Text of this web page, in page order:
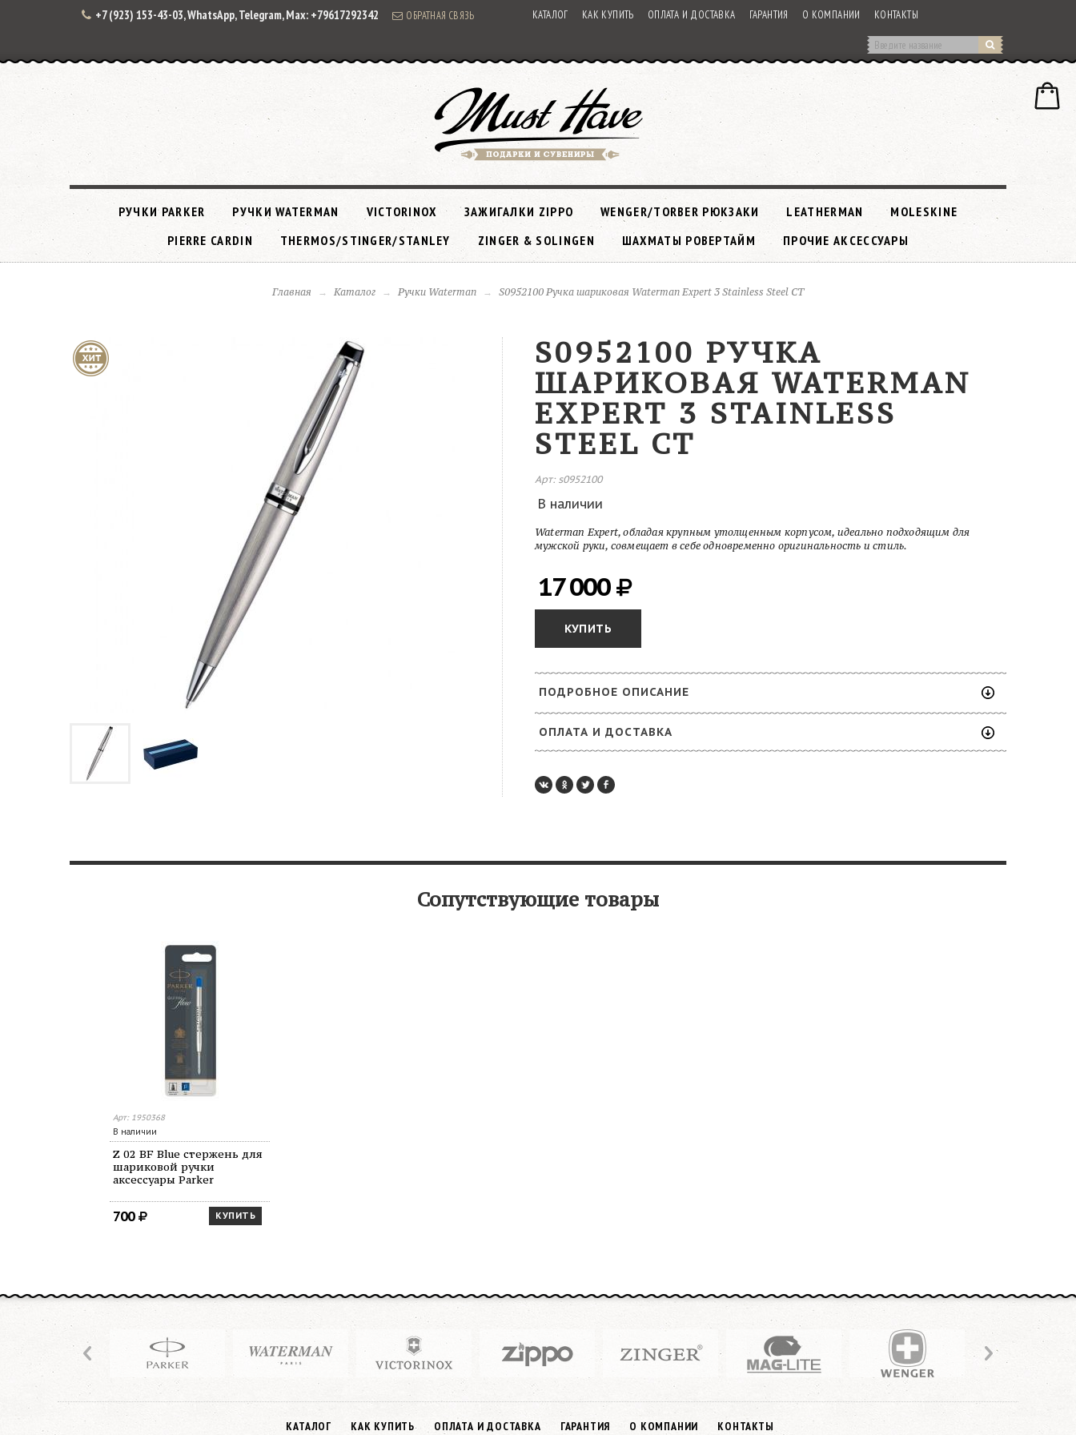
+7 (923) 153-43-03, WhatsApp, Telegram, Max: +79617292342 ОБРАТНАЯ СВЯЗЬ КАТАЛОГ КАК КУПИТЬ ОПЛАТА И ДОСТАВКА ГАРАНТИЯ О КОМПАНИИ КОНТАКТЫ
РУЧКИ PARKER РУЧКИ WATERMAN VICTORINOX ЗАЖИГАЛКИ ZIPPO WENGER/TORBER РЮКЗАКИ LEATHERMAN
MOLESKINE
PIERRE CARDIN
THERMOS/STINGER/STANLEY ZINGER & SOLINGEN ШАХМАТЫ РОВЕРТАЙМ ПРОЧИЕ АКСЕССУАРЫ
Главная Каталог Ручки Waterman S0952100 Ручка шариковая Waterman Expert 3 Stainless Steel CT
S0952100 РУЧКА
ШАРИКОВАЯ WATERMAN
EXPERT 3 STAINLESS
STEEL CT
Арт: s0952100
В наличии
Waterman Expert, обладая крупным утолщенным корпусом, идеально подходящим для
мужской руки, совмещает в себе одновременно оригинальность и стиль.
17 000
КУПИТЬ
ПОДРОБНОЕ ОПИСАНИЕ
ОПЛАТА И ДОСТАВКА
Сопутствующие товары
Арт: 1950368
В наличии
Z 02 BF Blue стержень для
шариковой ручки
аксессуары Parker
700 КУПИТЬ
КАТАЛОГ КАК КУПИТЬ ОПЛАТА И ДОСТАВКА ГАРАНТИЯ О КОМПАНИИ КОНТАКТЫ